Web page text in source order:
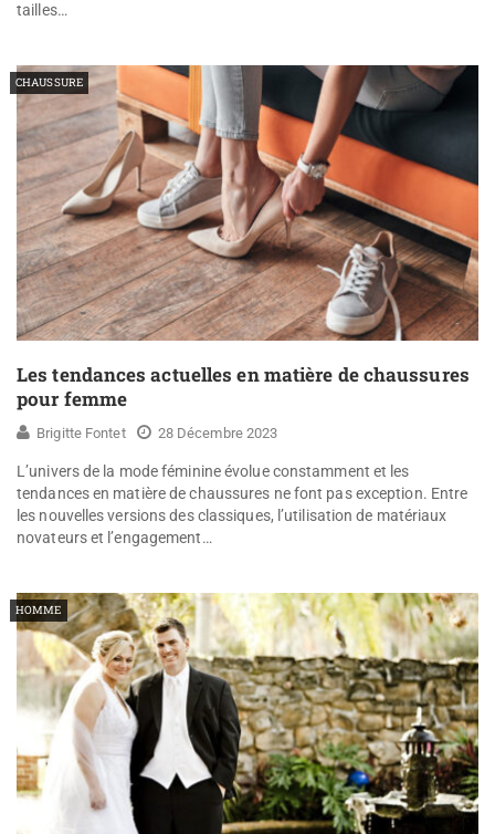
tailles…
CHAUSSURE
Les tendances actuelles en matière de chaussures
pour femme
Brigitte Fontet 28 Décembre 2023
L’univers de la mode féminine évolue constamment et les
tendances en matière de chaussures ne font pas exception. Entre
les nouvelles versions des classiques, l’utilisation de matériaux
novateurs et l’engagement…
HOMME